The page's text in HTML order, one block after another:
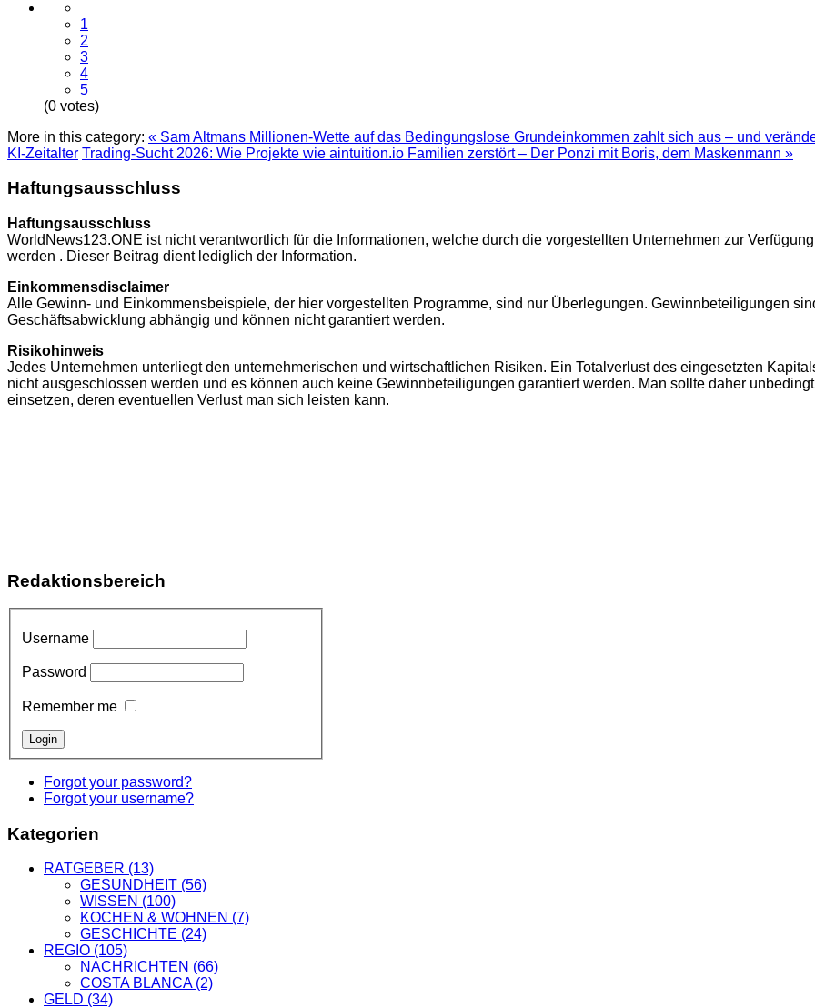
1
2
3
4
5
(0 votes)
More in this category: « Sam Altmans Millionen-Wette auf das Bedingungslose Grundeinkommen zahlt sich aus – und
KI-Zeitalter Trading-Sucht 2026: Wie Projekte wie aintuition.io Familien zerstört – Der Ponzi mit Boris, dem Maskenmann »
Haftungsausschluss
Haftungsausschluss
WorldNews123.ONE ist nicht verantwortlich für die Informationen, welche durch die vorgestellten Unternehmen zur
werden . Dieser Beitrag dient lediglich der Information.
Einkommensdisclaimer
Alle Gewinn- und Einkommensbeispiele, der hier vorgestellten Programme, sind nur Überlegungen. Gewinnbeteiligungen
Geschäftsabwicklung abhängig und können nicht garantiert werden.
Risikohinweis
Jedes Unternehmen unterliegt den unternehmerischen und wirtschaftlichen Risiken. Ein Totalverlust des eingesetzten
nicht ausgeschlossen werden und es können auch keine Gewinnbeteiligungen garantiert werden. Man sollte daher
einsetzen, deren eventuellen Verlust man sich leisten kann.
Redaktionsbereich
Username
Password
Remember me
Forgot your password?
Forgot your username?
Kategorien
RATGEBER (13)
GESUNDHEIT (56)
WISSEN (100)
KOCHEN & WOHNEN (7)
GESCHICHTE (24)
REGIO (105)
NACHRICHTEN (66)
COSTA BLANCA(2)
GELD (34)